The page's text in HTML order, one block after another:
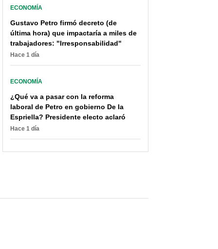
ECONOMÍA
Gustavo Petro firmó decreto (de
última hora) que impactaría a miles de
trabajadores: "Irresponsabilidad"
Hace 1 día
ECONOMÍA
¿Qué va a pasar con la reforma
laboral de Petro en gobierno De la
Espriella? Presidente electo aclaró
Hace 1 día